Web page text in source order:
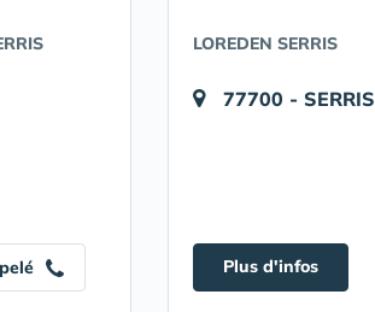
LOREDEN SERRIS
77700 - SERRIS
Plus d'infos